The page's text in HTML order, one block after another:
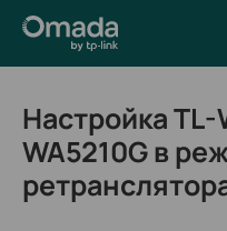
Настройка TL-
WA5210G в